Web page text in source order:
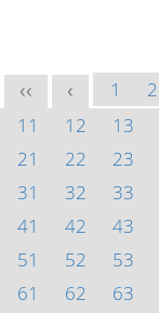
<< < 1 2
11
12 13
21
22 23
31
32 33
41
42 43
51
52 53
61
62 63